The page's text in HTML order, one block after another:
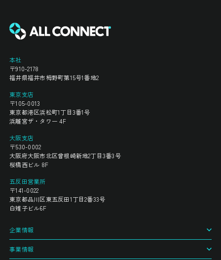
本社
〒910-2178
福井県福井市栂野町第15号1番地2
東京支店
〒105-0013
東京都港区浜松町1丁目3番1号
浜離宮ザ・タワー 4F
大阪支店
〒530-0002
大阪府大阪市北区曾根崎新地2丁目3番3号
桜橋西ビル 8F
五反田営業所
〒141-0022
東京都品川区東五反田1丁目2番33号
白雉子ビル6F
企業情報
事業情報